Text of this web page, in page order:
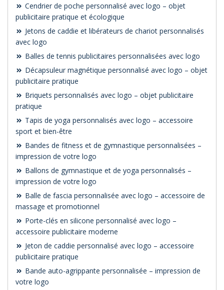
Cendrier de poche personnalisé avec logo – objet
publicitaire pratique et écologique
Jetons de caddie et libérateurs de chariot personnalisés
avec logo
Balles de tennis publicitaires personnalisées avec logo
Décapsuleur magnétique personnalisé avec logo – objet
publicitaire pratique
Briquets personnalisés avec logo – objet publicitaire
pratique
Tapis de yoga personnalisés avec logo – accessoire
sport et bien-être
Bandes de fitness et de gymnastique personnalisées –
impression de votre logo
Ballons de gymnastique et de yoga personnalisés –
impression de votre logo
Balle de fascia personnalisée avec logo – accessoire de
massage et promotionnel
Porte-clés en silicone personnalisé avec logo –
accessoire publicitaire moderne
Jeton de caddie personnalisé avec logo – accessoire
publicitaire pratique
Bande auto-agrippante personnalisée – impression de
votre logo